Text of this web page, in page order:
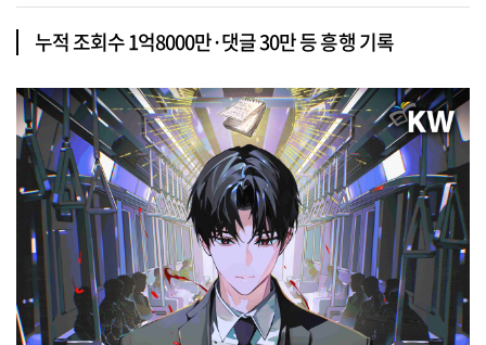
누적 조회수 1억8000만·댓글 30만 등 흥행 기록